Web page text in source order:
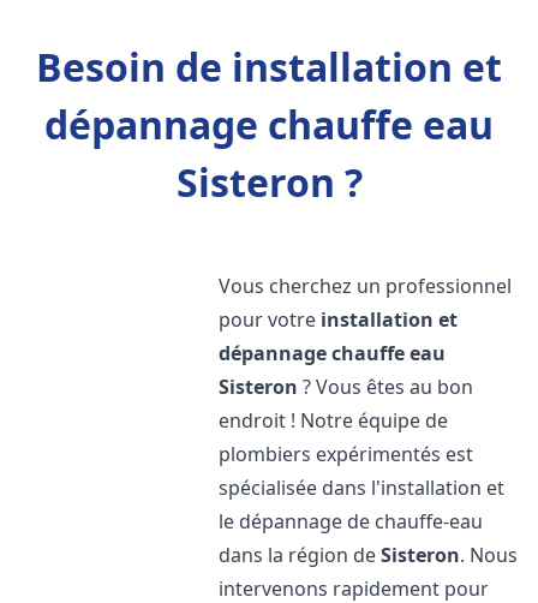
Besoin de installation et
dépannage chauffe eau
Sisteron ?
Vous cherchez un professionnel
pour votre installation et
dépannage chauffe eau
Sisteron ? Vous êtes au bon
endroit ! Notre équipe de
plombiers expérimentés est
spécialisée dans l'installation et
le dépannage de chauffe-eau
dans la région deSisteron. Nous
intervenons rapidement pour